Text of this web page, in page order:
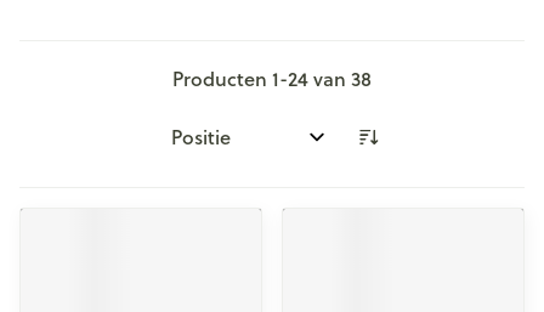
Producten 1-24van 38
Sorteer op: